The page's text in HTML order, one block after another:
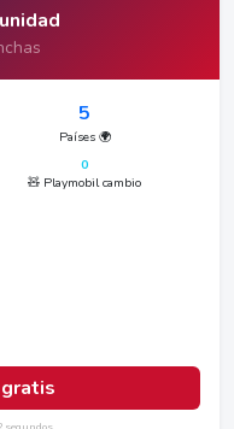
5
Países 🌍
0
🧸 Playmobil cambio